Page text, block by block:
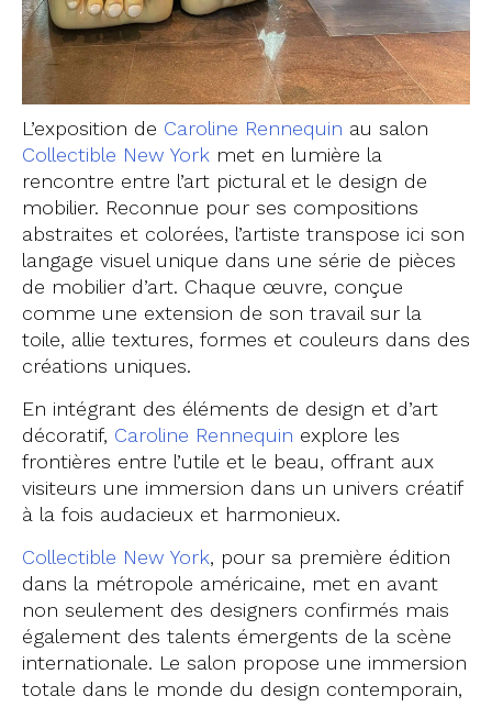
L’exposition de Caroline Rennequin au salon
Collectible New York met en lumière la
rencontre entre l’art pictural et le design de
mobilier. Reconnue pour ses compositions
abstraites et colorées, l’artiste transpose ici son
langage visuel unique dans une série de pièces
de mobilier d’art. Chaque œuvre, conçue
comme une extension de son travail sur la
toile, allie textures, formes et couleurs dans des
créations uniques.
En intégrant des éléments de design et d’art
décoratif, Caroline Rennequin explore les
frontières entre l’utile et le beau, offrant aux
visiteurs une immersion dans un univers créatif
à la fois audacieux et harmonieux.
Collectible New York, pour sa première édition
dans la métropole américaine, met en avant
non seulement des designers confirmés mais
également des talents émergents de la scène
internationale. Le salon propose une immersion
totale dans le monde du design contemporain,